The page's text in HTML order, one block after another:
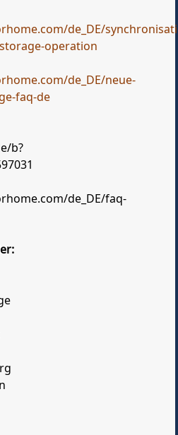
de_DE/
operation
de_DE/neue-
faq-de
b?
de_DE/faq-